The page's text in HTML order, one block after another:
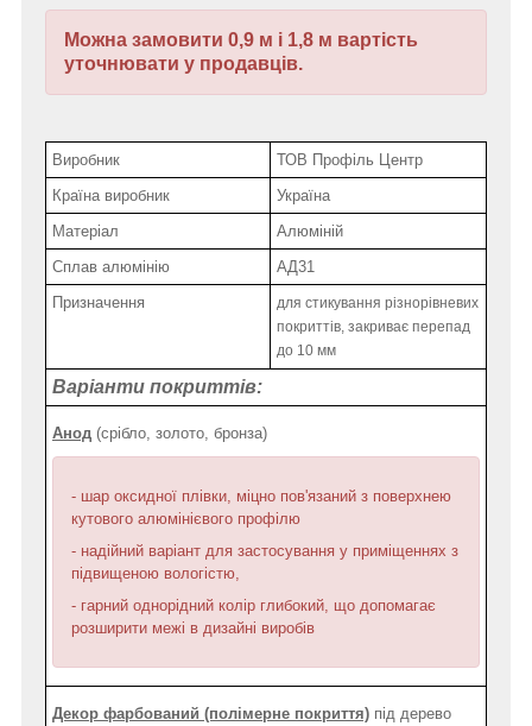
Можна замовити 0,9 м і 1,8 м вартість
уточнювати у продавців.
Виробник
ТОВ Профіль Центр
Країна виробник
Україна
Матеріал
Алюміній
Сплав алюмінію
АД31
Призначення
для стикування різнорівневих
покриттів, закриває перепад
до 10 мм
Варіанти покриттів:
Анод (срібло, золото, бронза)
- шар оксидної плівки, міцно пов'язаний з поверхнею
кутового алюмінієвого профілю
- надійний варіант для застосування у приміщеннях з
підвищеною вологістю,
- гарний однорідний колір глибокий, що допомагає
розширити межі в дизайні виробів
Декор фарбований (полімерне покриття) під дерево